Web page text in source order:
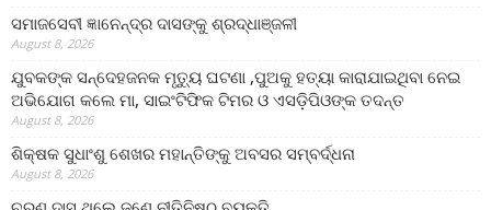
ସମାଜସେବୀ ଜ୍ଞାନେନ୍ଦ୍ର ଦାସଙ୍କୁ ଶ୍ରଦ୍ଧାଞ୍ଜଳୀ
August 8, 2026
ଯୁବକଙ୍କ ସନ୍ଦେହଜନକ ମୃତ୍ୟୁ ଘଟଣା ,ପୁଅକୁ ହତ୍ୟା କାରାଯାଇଥିବା ନେଇ
ଅଭିଯୋଗ କଲେ ମା, ସାଇଂଟିଫିକ ଟିମର ଓ ଏସଡ଼ିପିଓଙ୍କ ତଦନ୍ତ
August 8, 2026
ଶିକ୍ଷକ ସୁଧାଂଶୁ ଶେଖର ମହାନ୍ତିଙ୍କୁ ଅବସର ସମ୍ବର୍ଦ୍ଧନା
August 8, 2026